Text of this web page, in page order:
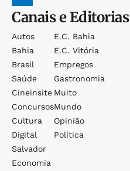
Canais e Editorias
Autos
Bahia
Brasil
Saúde
Cineinsite
Concursos
Cultura
Digital
Salvador
Economia
E.c. Bahia
E.c. Vitória
Empregos
Gastronomia
Muito
Mundo
Opinião
Política